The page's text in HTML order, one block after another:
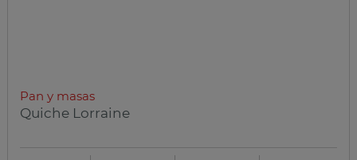
Pan y masas
Quiche Lorraine